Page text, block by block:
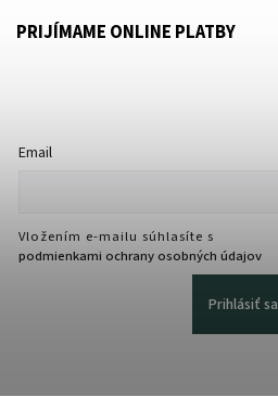
PRIJÍMAME ONLINE PLATBY
Email
Vložením e-mailu súhlasíte s
podmienkami ochrany osobných údajov
Prihlásiť sa